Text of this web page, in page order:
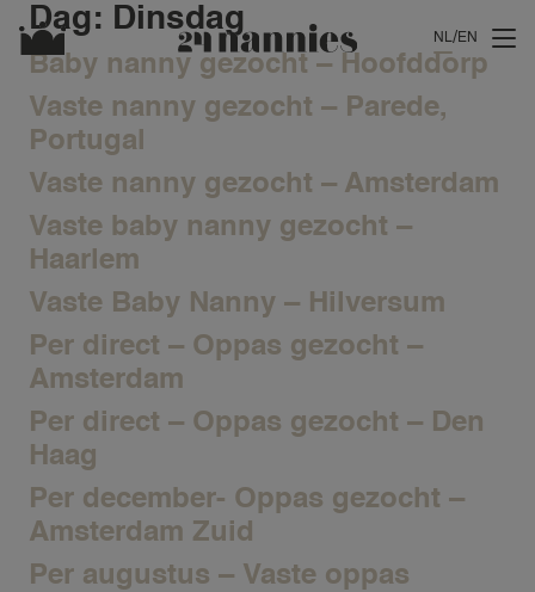
NL EN
Dag: Dinsdag
Baby nanny gezocht – Hoofddorp
Vaste nanny gezocht – Parede,
Portugal
Vaste nanny gezocht – Amsterdam
Vaste baby nanny gezocht –
Haarlem
Vaste Baby Nanny – Hilversum
Per direct – Oppas gezocht –
Amsterdam
Per direct – Oppas gezocht – Den
Haag
Per december- Oppas gezocht –
Amsterdam Zuid
Per augustus – Vaste oppas